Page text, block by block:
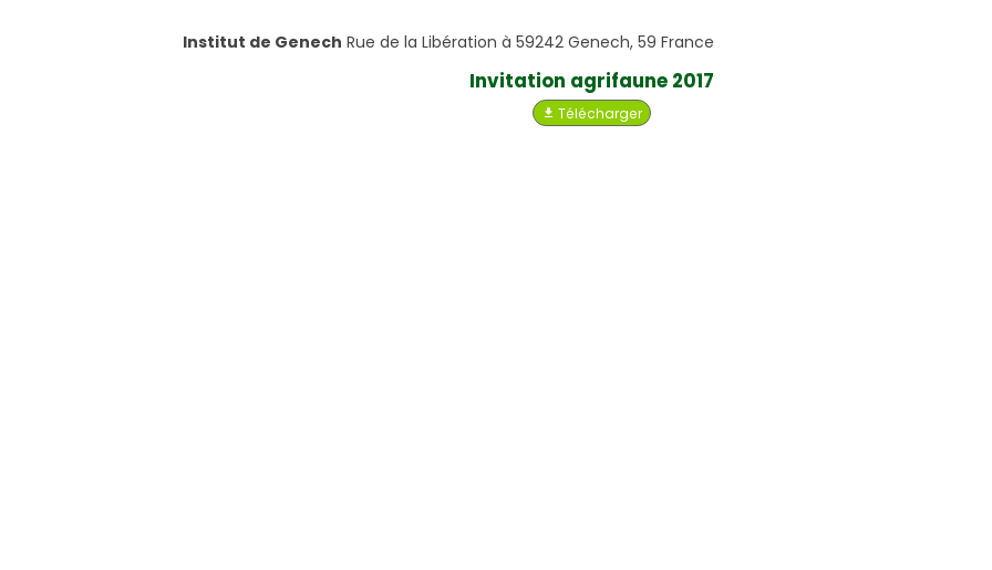
Institut de Genech Rue de la Libération à 59242 Genech, 59 France
Invitation agrifaune 2017
Télécharger